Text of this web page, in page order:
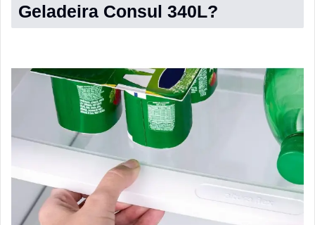
Geladeira Consul 340L?